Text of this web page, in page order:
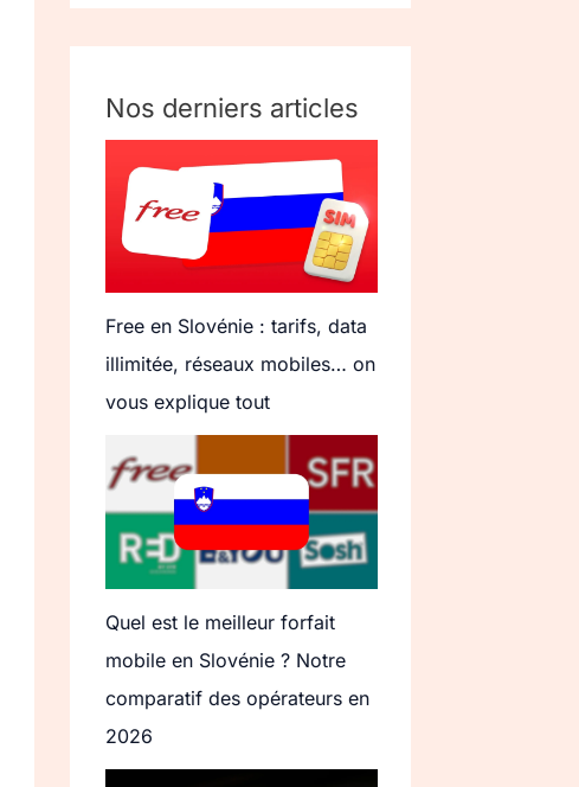
Nos derniers articles
Free en Slovénie : tarifs, data
illimitée, réseaux mobiles… on
vous explique tout
Quel est le meilleur forfait
mobile en Slovénie ? Notre
comparatif des opérateurs en
2026